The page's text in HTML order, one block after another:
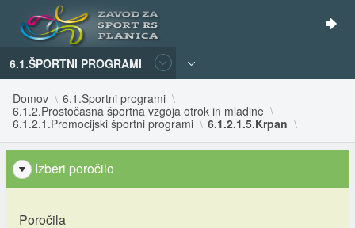
6.1.ŠPORTNI PROGRAMI
Domov
6.1.Športni programi
6.1.2.Prostočasna športna vzgoja otrok in mladine
6.1.2.1.Promocijski športni programi
6.1.2.1.5.Krpan
Izberi poročilo
Poročila